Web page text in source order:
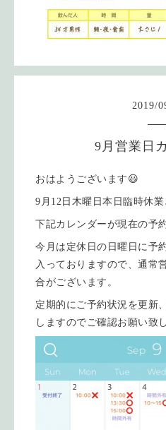
2019/
9月営業日
おはようございます😃
9月12日木曜日本日臨時休業
下記カレンダーが現在の予
今月は定休日の日曜日に予
入っておりますので、通常
合がございます。
定期的にご予約状況を更新
しますのでご確認お願い致